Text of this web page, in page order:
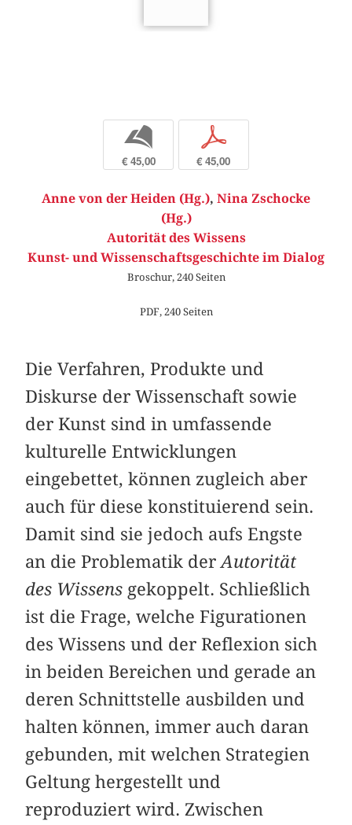
b
€ 45,00
p
€ 45,00
Anne von der Heiden (Hg.), Nina Zschocke
(Hg.)
Autorität des Wissens
Kunst- und Wissenschaftsgeschichte im Dialog
Broschur, 240 Seiten
PDF, 240 Seiten
Die Verfahren, Produkte und
Diskurse der Wissenschaft sowie
der Kunst sind in umfassende
kulturelle Entwicklungen
eingebettet, können zugleich aber
auch für diese konstituierend sein.
Damit sind sie jedoch aufs Engste
an die Problematik derAutorität
des Wissens gekoppelt. Schließlich
ist die Frage, welche Figurationen
des Wissens und der Reflexion sich
in beiden Bereichen und gerade an
deren Schnittstelle ausbilden und
halten können, immer auch daran
gebunden, mit welchen Strategien
Geltung hergestellt und
reproduziert wird. Zwischen